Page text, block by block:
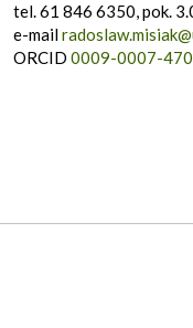
tel. 61 846 6350, pok.
e-mail
ORCID 0009-0007-